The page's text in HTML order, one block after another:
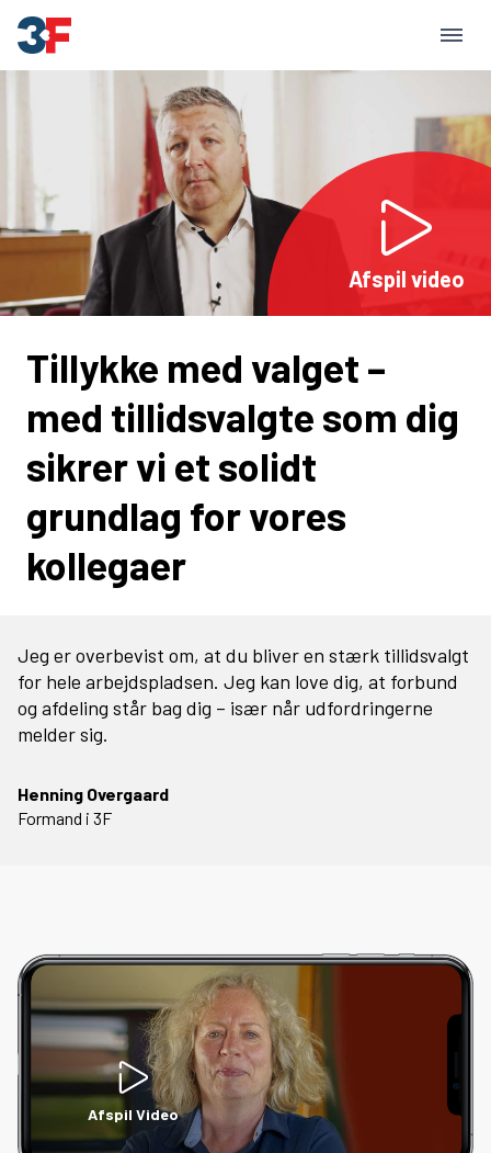
Tillykke med valget –
med tillidsvalgte som dig
sikrer vi et solidt
grundlag for vores
kollegaer
Jeg er overbevist om, at du bliver en stærk tillidsvalgt
for hele arbejdspladsen. Jeg kan love dig, at forbund
og afdeling står bag dig – især når udfordringerne
melder sig.
Henning Overgaard
Formand i 3F
Afspil video
Afspil Video